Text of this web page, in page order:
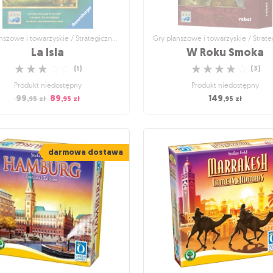
La Isla
☆
☆
☆ (1)
Produkt niedostępny
99,95zł 89,95 zł
La Isla
na wyprawę wgłąb wyspy
☆
☆
☆
☆
☆ (1)
Produkt niedostępny
99,95zł 89,95zł
W Roku Smoka
☆
☆
☆
☆ (3)
Produkt niedostępny
149,95 zł
W Roku Smoka
Staw czoła przeciwnościom losu i
dobrobyt prowincji!
☆
☆
☆
☆
☆ (3)
Produkt niedostępny
149,95zł
darmowa dostawa